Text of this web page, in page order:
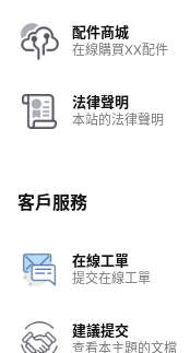
配件商城
在線購買XX配件
法律聲明
本站的法律聲明
客戶服務
在線工單
提交在線工單
建議提交
查看本主題的文檔